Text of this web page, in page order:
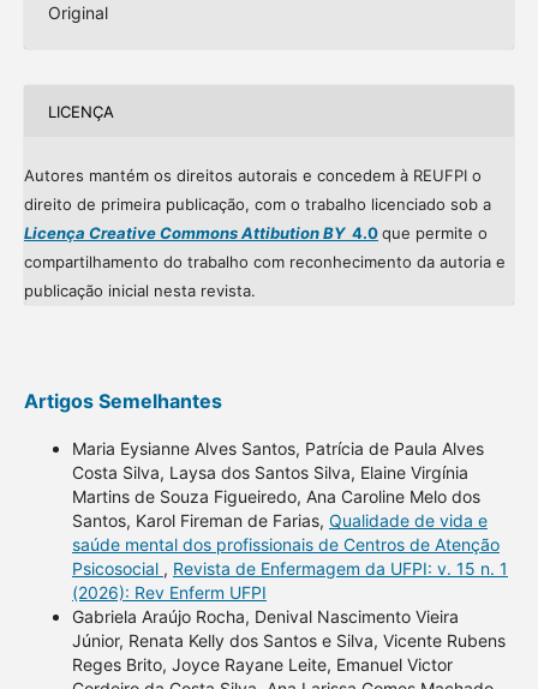
Original
LICENÇA
Autores mantém os direitos autorais e concedem à REUFPI o
direito de primeira publicação, com o trabalho licenciado sob a
Licença Creative Commons Attibution BY4.0que permite o
compartilhamento do trabalho com reconhecimento da autoria e
publicação inicial nesta revista.
Artigos Semelhantes
Maria Eysianne Alves Santos, Patrícia de Paula Alves
Costa Silva, Laysa dos Santos Silva, Elaine Virgínia
Martins de Souza Figueiredo, Ana Caroline Melo dos
Santos, Karol Fireman de Farias, Qualidade de vida e
saúde mental dos profissionais de Centros de Atenção
Psicosocial , Revista de Enfermagem da UFPI: v. 15 n. 1
(2026): Rev Enferm UFPI
Gabriela Araújo Rocha, Denival Nascimento Vieira
Júnior, Renata Kelly dos Santos e Silva, Vicente Rubens
Reges Brito, Joyce Rayane Leite, Emanuel Victor